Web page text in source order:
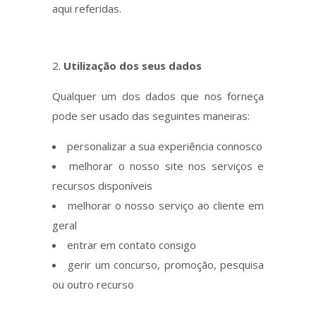
aqui referidas.
Utilização dos seus dados
Qualquer um dos dados que nos forneça
pode ser usado das seguintes maneiras:
personalizar a sua experiência connosco
melhorar o nosso site nos serviços e
recursos disponíveis
melhorar o nosso serviço ao cliente em
geral
entrar em contato consigo
gerir um concurso, promoção, pesquisa
ou outro recurso